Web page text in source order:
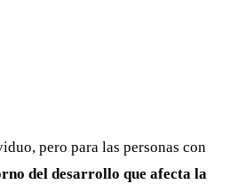
pero para las personas con
del desarrollo que afecta la